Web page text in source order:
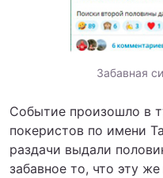
Забавная
Событие произошло в
покеристов по имени
раздачи выдали
забавное то, что эту